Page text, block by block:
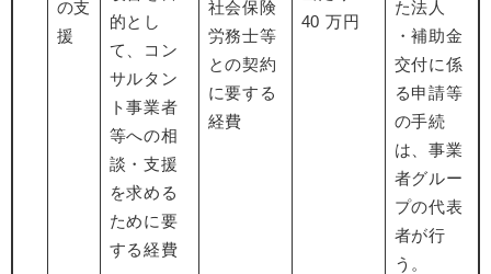
の支
援
的とし
て、コン
サルタン
ト事業者
等への相
談・支援
を求める
ために要
する経費
社会保険
労務士等
との契約
に要する
経費​
40 万円
た法人
・補助金
交付に係
る申請等
の手続
は、事業
者グルー
プの代表
者が行
う。